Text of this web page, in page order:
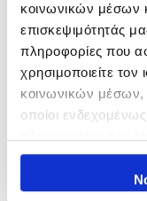
κοινωνικών μέσων
επισκεψιμότητάς
πληροφορίες που
χρησιμοποιείτε
κοινωνικών μέσων,
οποίοι
έχουν συλλέξει σε
των υπηρεσιών
Προσθήκη στο